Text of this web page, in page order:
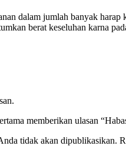
dalam jumlah banyak harap
berat keseluhan karna
memberikan ulasan
tidak akan dipublikasikan.